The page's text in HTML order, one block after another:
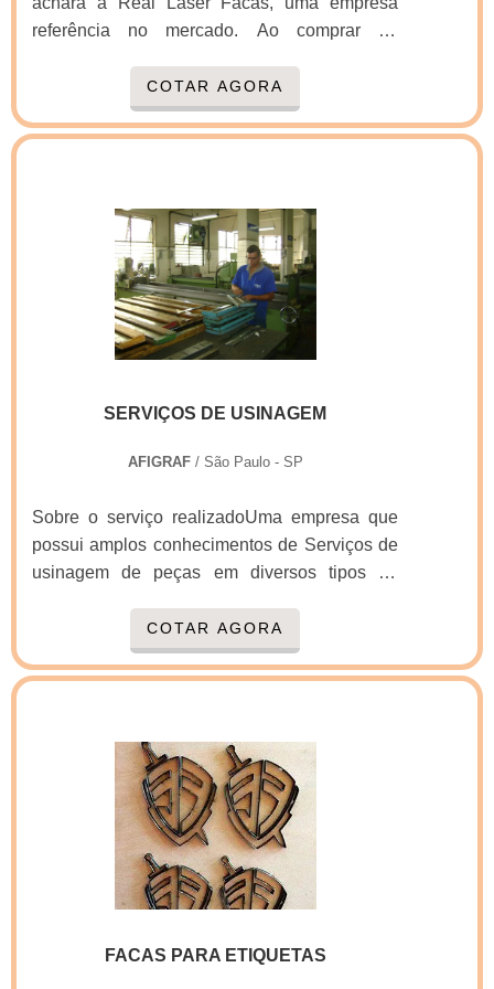
referência no mercado. Ao comprar na
cliente receberá um atendimento de
excelência e terá a garantia de adquirir
produtos que solucionem qualquer
CORTE E VINCOSe alguém buscar por facas
para corte e vinco em uma empresa que preza
pela segurança, achará o site da Real Laser
Facas. É possível encontrar faca de corte e
vinco cartonagem e facas gráficas para cortar
eva, garantindo o melhor em tecnologia e
cliente.Não obstante, quando falamos em
buscar uma empresa que tenha produtos e
pontos importantes que ficam de fora no
planejamento de empresas que visam apenas
o lucro, deixando a desejar nos outros
fatores.É importante lembrar que o produto
deve sempre ser adquirido com companhias
especializadas no segmento. Esse tipo de
prejuízos com substituições frequentes de
produtos que não cumprem com suas funções
adequadamente. Assim, é possível poupar
gastos desnecessários.Existem diversos
motivos para a Real Laser Facas ter se
tornado destaque quando pensamos em uma
empresa que entrega confiança e produtos de
Atendimento personalizado; Profissionais
COTAR AGORA
SERVIÇOS DE USINAGEM
AFIGRAF/ São Paulo - SP
Sobre o serviço realizadoUma empresa que
possui amplos conhecimentos de Serviços de
usinagem de peças em diversos tipos de
Ofece também, serviços de fresadora portal
até 7500mm.Esses tipos de serviços tendem a
mexer na estabilidade dos aços que são
outra muito diferente. Esse processo, se não
for observado as normas e sequências de
operações, podem até perder a peça por não
conseguir estabilizá-la.Benefícios adq.
COTAR AGORA
FACAS PARA ETIQUETAS